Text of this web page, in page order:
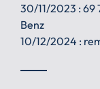
30/11/2023 : 69
Benz
10/12/2024 :